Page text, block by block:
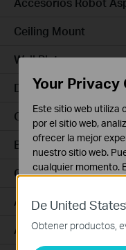
Ceiling Mount
Wall Plate
Desktop
Outdoor
Bridges
GPON
Access Plus
Aggregation
De United
Obtener productos,
Your Privacy
Este sitio web utiliza
por el sitio web,
ofrecer la mejor
nuestro sitio web.
cualquier momento.
Cookies Básicas
Estas cookies son
del sitio web y no